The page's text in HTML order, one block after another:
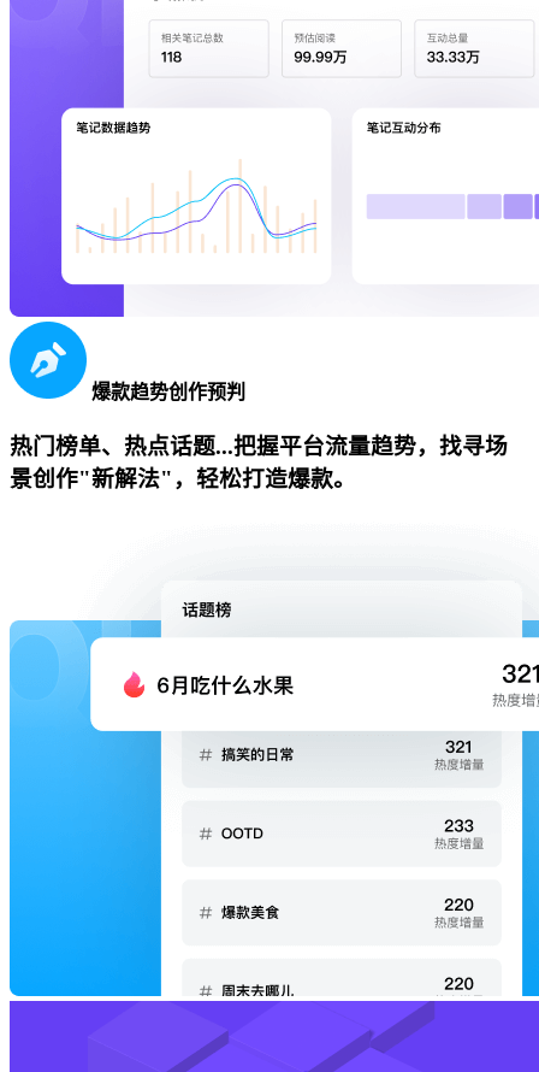
爆款趋势创作预判
热门榜单、热点话题...把握平台流量趋势，找寻场
景创作"新解法"，轻松打造爆款。